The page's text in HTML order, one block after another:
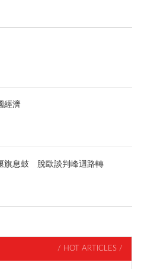
經濟
旗息鼓 脫歐談判峰迴路轉
/ HOT ARTICLES /